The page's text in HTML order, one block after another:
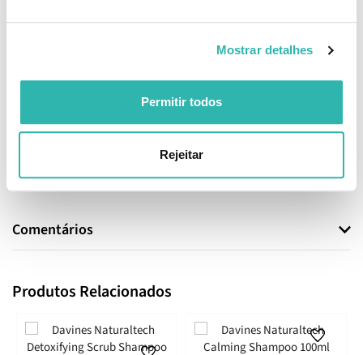
Mostrar detalhes
Permitir todos
Rejeitar
Glycerin, Sodium Lauroyl Sarcosinate, Decyl Glucoside, Sodium
Chloride, Polysorbate 20, Benzyl Alcohol, Parfum / Fragrance,
Acrylates/C10-30 Alkyl Acrylate Crosspolymer, Sodium Benzoate,
Hydroxypropyltrimonium Chloride, Tetrasodium Glutamate
Diacetate, Coco-Glucoside, Echinacea Pallida Extract, Benzyl
Comentários
Produtos Relacionados